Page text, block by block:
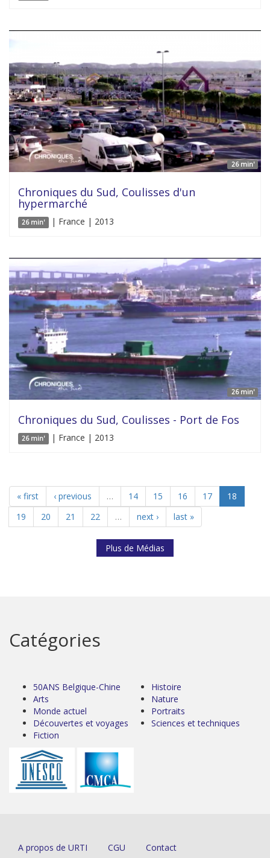
26 min'
Chroniques du Sud, Coulisses d'un
hypermarché
26 min' | France | 2013
26 min'
Chroniques du Sud, Coulisses - Port de Fos
26 min' | France | 2013
« first ‹ previous … 14 15 16 17
18
19
20 21 22 … next › last »
Plus de Médias
Catégories
50ANS Belgique-Chine
Arts
Monde actuel
Découvertes et voyages
Fiction
Histoire
Nature
Portraits
Sciences et techniques
A propos de URTI CGU Contact